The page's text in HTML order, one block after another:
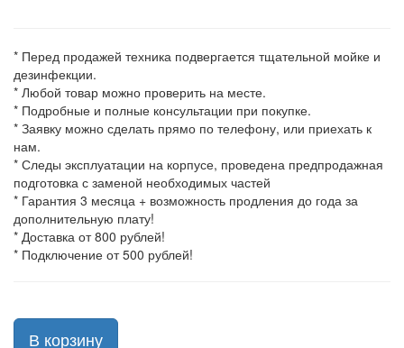
* Перед продажей техника подвергается тщательной мойке и
дезинфекции.
* Любой товар можно проверить на месте.
* Подробные и полные консультации при покупке.
* Заявку можно сделать прямо по телефону, или приехать к
нам.
* Следы эксплуатации на корпусе, проведена предпродажная
подготовка с заменой необходимых частей
* Гарантия 3 месяца + возможность продления до года за
дополнительную плату!
* Доставка от 800 рублей!
* Подключение от 500 рублей!
В корзину